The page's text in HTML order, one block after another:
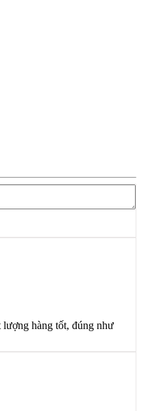
hàng tốt, đúng như